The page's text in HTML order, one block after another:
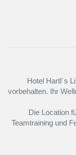
Hotel Hartl´s
vorbehalten. Ihr
Die Location
Teamtraining und